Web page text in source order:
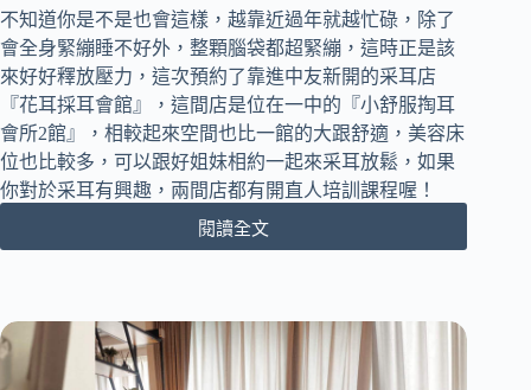
鬆
100
分
鐘
｜
線
上
預
約
制
完
不知道你是不是也會這樣，越靠近過年就越忙碌，除了
會全身緊繃睡不好外，整顆腦袋都超緊繃，這時正是該
來好好釋放壓力，這次預約了靠進中友新開的采耳店
『花耳採耳會館』，這間店是位在一中的『小舒服掏耳
會所2館』，相較起來空間也比一館的大跟舒適，美容床
位也比較多，可以跟好姐妹相約一起來采耳放鬆，如果
你對於采耳有興趣，兩間店都有開直人培訓課程喔！
閱讀全文
[台
小